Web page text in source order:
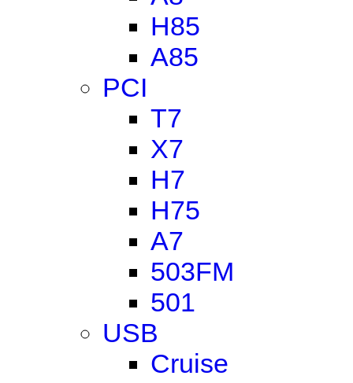
H85
A85
PCI
T7
X7
H7
H75
A7
503FM
501
USB
Cruise